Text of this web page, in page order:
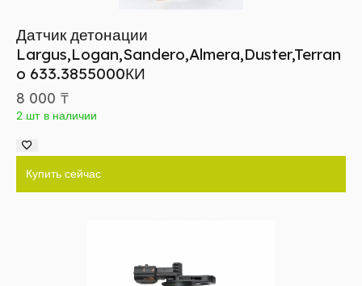
Датчик детонации
Largus,Logan,Sandero,Almera,Duster,Terran
o 633.3855000КИ
8 000 ₸
2 шт в наличии
Купить сейчас